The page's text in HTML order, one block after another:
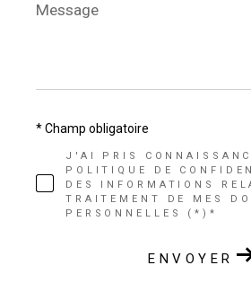
Message
*
J'AI PRIS
POLITIQUE DE
DES INFORMATIONS
TRAITEMENT DE MES
PERSONNELLES (*)*
* Champ obligatoire
ENVOYER